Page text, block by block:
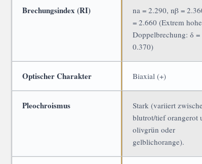
Brechungsindex (RI)
na = 2.290, nβ =
= 2.660 (Extrem hohe
Doppelbrechung: δ =
0.370)
Optischer Charakter Biaxial (+)
Pleochroismus
Stark (variiert
blutrot/tief orangerot
olivgrün oder
gelblichorange).